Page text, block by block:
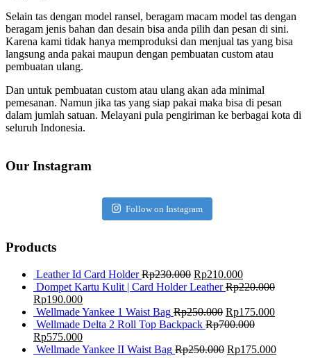
Selain tas dengan model ransel, beragam macam model tas dengan
beragam jenis bahan dan desain bisa anda pilih dan pesan di sini.
Karena kami tidak hanya memproduksi dan menjual tas yang bisa
langsung anda pakai maupun dengan pembuatan custom atau
pembuatan ulang.
Dan untuk pembuatan custom atau ulang akan ada minimal
pemesanan. Namun jika tas yang siap pakai maka bisa di pesan
dalam jumlah satuan. Melayani pula pengiriman ke berbagai kota di
seluruh Indonesia.
Our Instagram
Follow on Instagram
Products
Leather Id Card Holder Rp230.000 Rp210.000
Dompet Kartu Kulit | Card Holder Leather Rp220.000
Rp190.000
Wellmade Yankee 1 Waist Bag Rp250.000 Rp175.000
Wellmade Delta 2 Roll Top Backpack Rp700.000
Rp575.000
Wellmade Yankee II Waist Bag Rp250.000 Rp175.000